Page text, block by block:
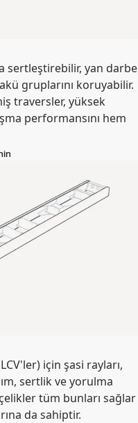
sertleştirebilir, yan darbe
gruplarını koruyabilir.
traversler, yüksek
performansını hem
için şasi rayları,
sertlik ve yorulma
tüm bunları sağlar
da sahiptir.